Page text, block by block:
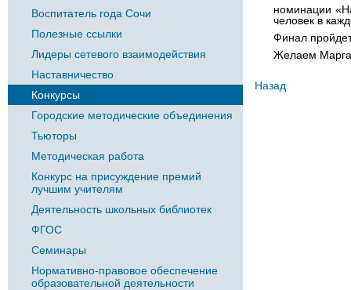
Воспитатель года Сочи
Полезные ссылки
Лидеры сетевого взаимодействия
Наставничество
Конкурсы
Городские методические объединения
Тьюторы
Методическая работа
Конкурс на присуждение премий
лучшим учителям
Деятельность школьных библиотек
ФГОС
Семинары
Нормативно-правовое обеспечение
образовательной деятельности
номинации
человек в
Финал
Желаем
Назад